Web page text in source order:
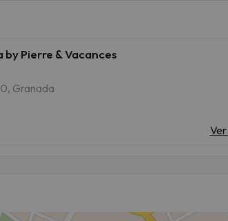
Pierre & Vacances
Granada